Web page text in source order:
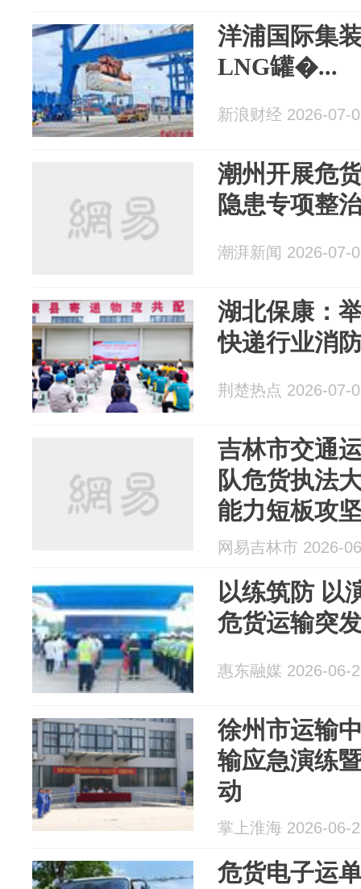
洋浦国际集
LNG罐�...
新浪财经 2026-07-
潮州开展危
隐患专项整
潮湃新闻 2026-07-
湖北保康：
快递行业消
荆楚热点 2026-07-
吉林市交通
队危货执法
能力短板攻
网易吉林市 2026-
以练筑防 以
危货运输突
惠东融媒 2026-06-
徐州市运输
输应急演练
动
掌上淮海 2026-06-
危货电子运